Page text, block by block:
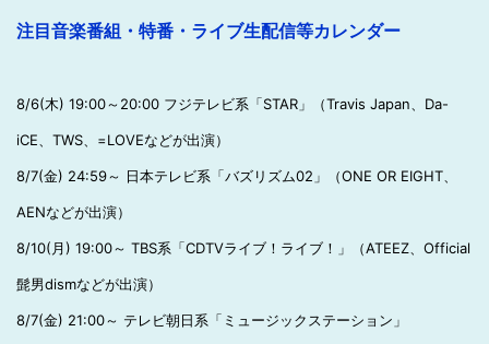
注目音楽番組・特番・ライブ生配信等カレンダー
8/6(木) 19:00～20:00 フジテレビ系「STAR」（Travis Japan、Da-
iCE、TWS、=LOVEなどが出演）
8/7(金) 24:59～ 日本テレビ系「バズリズム02」（ONE OR EIGHT、
AENなどが出演）
8/10(月) 19:00～ TBS系「CDTVライブ！ライブ！」（ATEEZ、Official
髭男dismなどが出演）
8/7(金) 21:00～ テレビ朝日系「ミュージックステーション」